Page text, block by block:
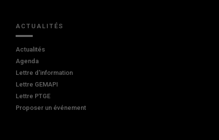
ACTUALITÉS
Actualités
Agenda
Lettre d'information
Lettre GEMAPI
Lettre PTGE
Proposer un événement